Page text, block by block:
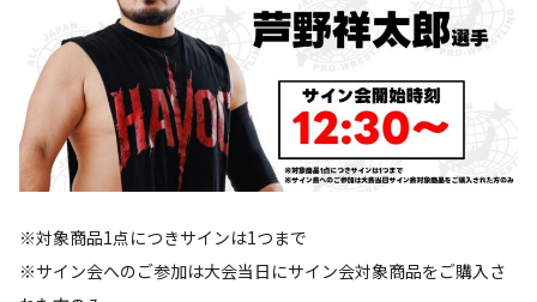
※対象商品1点につきサインは1つまで
※サイン会へのご参加は大会当日にサイン会対象商品をご購入さ